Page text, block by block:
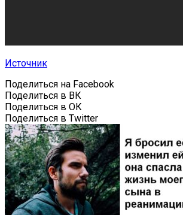
Источник
Поделиться на Facebook
Поделиться в ВК
Поделиться в ОК
Поделиться в Twitter